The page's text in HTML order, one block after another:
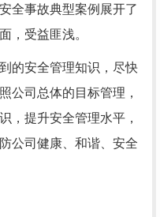
全事故典型案例展开了
，受益匪浅。
的安全管理知识，尽快
公司总体的目标管理，
，提升安全管理水平，
公司健康、和谐、安全